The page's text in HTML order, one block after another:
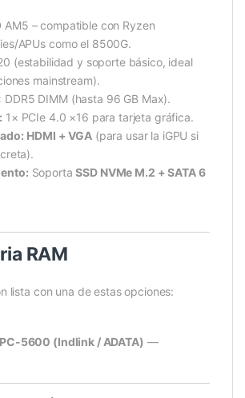
AM5 – compatible con Ryzen
APUs como el 8500G.
(estabilidad y soporte básico, ideal
mainstream).
DDR5 DIMM (hasta 96 GB Max).
1× PCIe 4.0 ×16 para tarjeta gráfica.
HDMI + VGA(para usar la iGPU si
SoportaSSD NVMe M.2 + SATA 6
RAM
lista con una de estas opciones:
PC-5600 (Indlink / ADATA) —